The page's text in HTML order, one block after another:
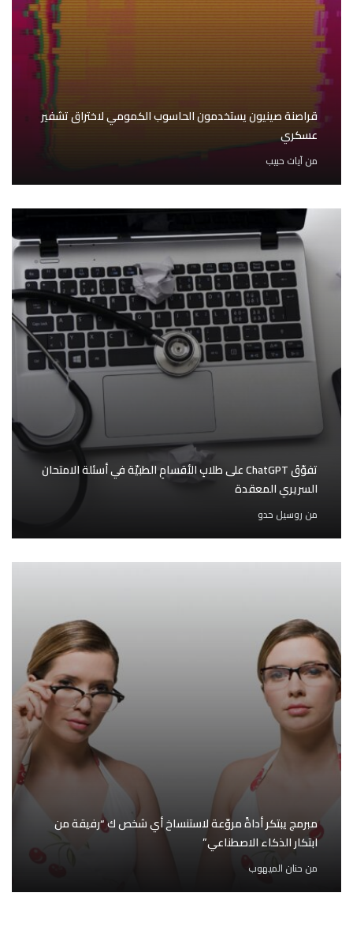
قراصنة صينيون يستخدمون الحاسوب الكمومي لاختراق تشفير
عسكري
منآيات حبيب
تفوّقَ ChatGPT على طلابِ الأقسامِ الطبيّة في أسئلة الامتحان
السريري المعقدة
من روسيل حدو
مبرمج يبتكر أداةً مروّعة لاستنساخ أي شخص ك “رفيقة من
ابتكار الذكاء الاصطناعي”
من حنان الميهوب